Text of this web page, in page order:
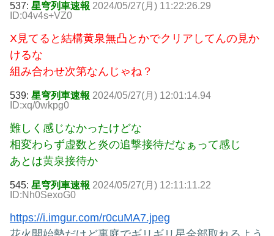
537: 星穹列車速報 2024/05/27(月) 11:22:26.29
ID:04v4s+VZ0
X見てると結構黄泉無凸とかでクリアしてんの見か
けるな
組み合わせ次第なんじゃね？
539: 星穹列車速報 2024/05/27(月) 12:01:14.94
ID:xq/0wkpg0
難しく感じなかったけどな
相変わらず虚数と炎の追撃接待だなぁって感じ
あとは黄泉接待か
545: 星穹列車速報 2024/05/27(月) 12:11:11.22
ID:Nh0SexoG0
https://i.imgur.com/r0cuMA7.jpeg